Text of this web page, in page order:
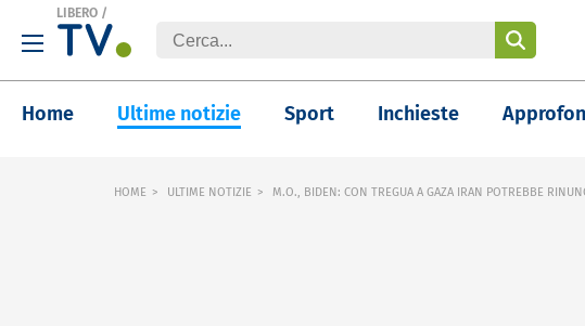
LIBERO /
Home Ultime notizie Sport Inchieste
HOME ULTIME NOTIZIE M.O., BIDEN: CON TREGUA A GAZA IRAN POTREBBE